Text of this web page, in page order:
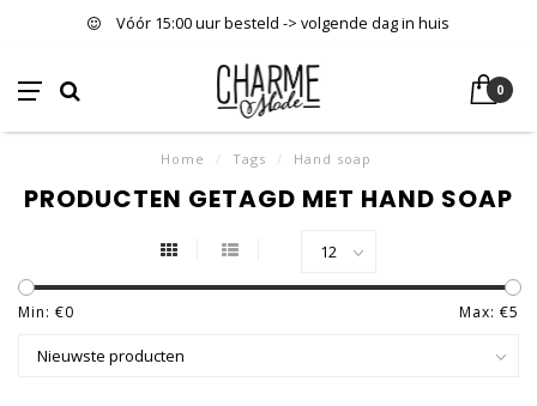
Vóór 15:00 uur besteld -> volgende dag in huis
0
Home / Tags / Hand soap
PRODUCTEN GETAGD MET HAND SOAP
Min: €0 Max: €5